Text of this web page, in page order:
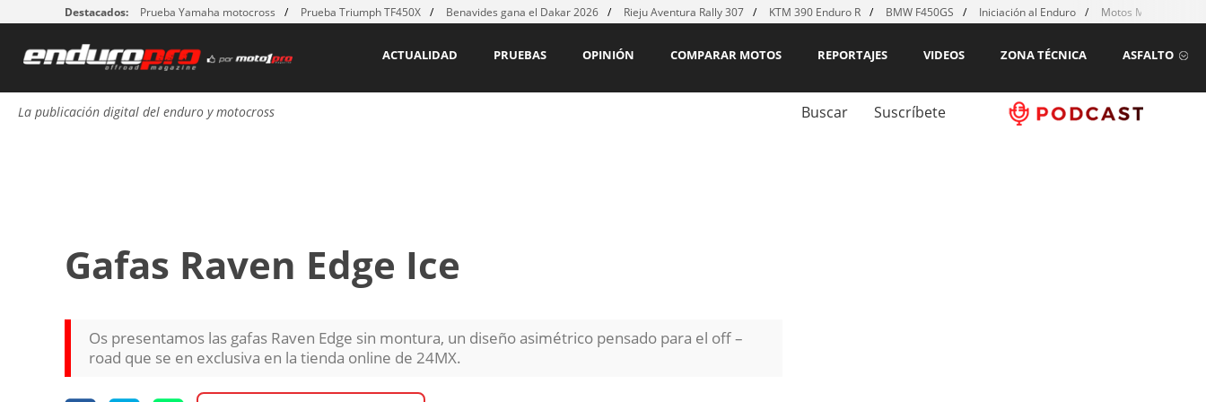
Destacados: Prueba Yamaha motocross Prueba Triumph TF450X Benavides gana el Dakar 2026 Rieju Aventura Rally 307 KTM 390 Enduro R BMW F450GS Iniciación al Enduro Motos MX para
ASFALTO
ZONA TÉCNICA
VIDEOS
REPORTAJES
COMPARAR MOTOS
OPINIÓN
PRUEBAS
ACTUALIDAD
La publicación digital del enduro y motocross Buscar Suscríbete
Gafas Raven Edge Ice
Os presentamos las gafas Raven Edge sin montura, un diseño asimétrico pensado para el off –
road que se en exclusiva en la tienda online de 24MX.